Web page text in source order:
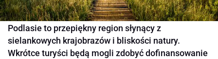
Podlasie to przepiękny region słynący z
sielankowych krajobrazów i bliskości natury.
Wkrótce turyści będą mogli zdobyć dofinansowanie